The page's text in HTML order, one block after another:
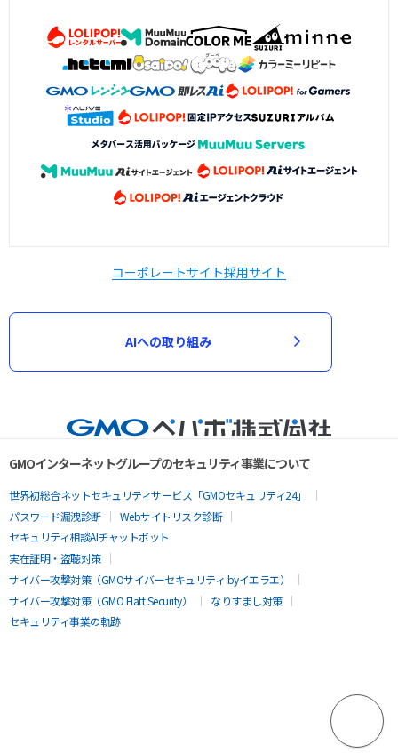
コーポレートサイト採用サイト
AIへの取り組み
GMOインターネットグループのセキュリティ事業について
世界初総合ネットセキュリティサービス「GMOセキュリティ24」
パスワード漏洩診断
Webサイトリスク診断
セキュリティ相談AIチャットボット
実在証明・盗聴対策
サイバー攻撃対策（GMOサイバーセキュリティ byイエラエ）
サイバー攻撃対策（GMO Flatt Security）
なりすまし対策
セキュリティ事業の軌跡